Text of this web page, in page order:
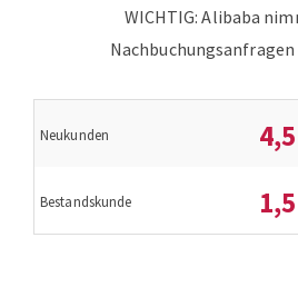
WICHTIG: Alibaba
Neukunden 4,5
Bestandskunde 1,5